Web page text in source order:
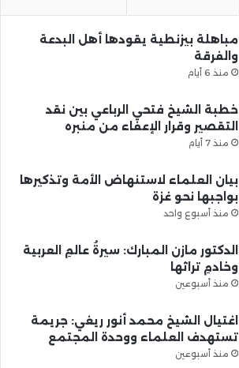
مباهلة بيزنطية يقودها أهل البدعة
والفرقة
منذ 6 أيام
خطبة الشيخ فتحي الرباعي بين نقد
التقصير وقرار الإعفاء من منبره
منذ 7 أيام
بيان العلماء لاستنهاض الأمة وتذكيرها
بواجبها نحو غزة
منذ أسبوع واحد
الدكتور مازن المبارك: سيرةُ عالمِ العربية
وخادمِ تراثها
منذ أسبوعين
اغتيال الشيخ محمد أنور ريغي: جريمة
تستهدف العلماء ووحدة المجتمع
منذ أسبوعين